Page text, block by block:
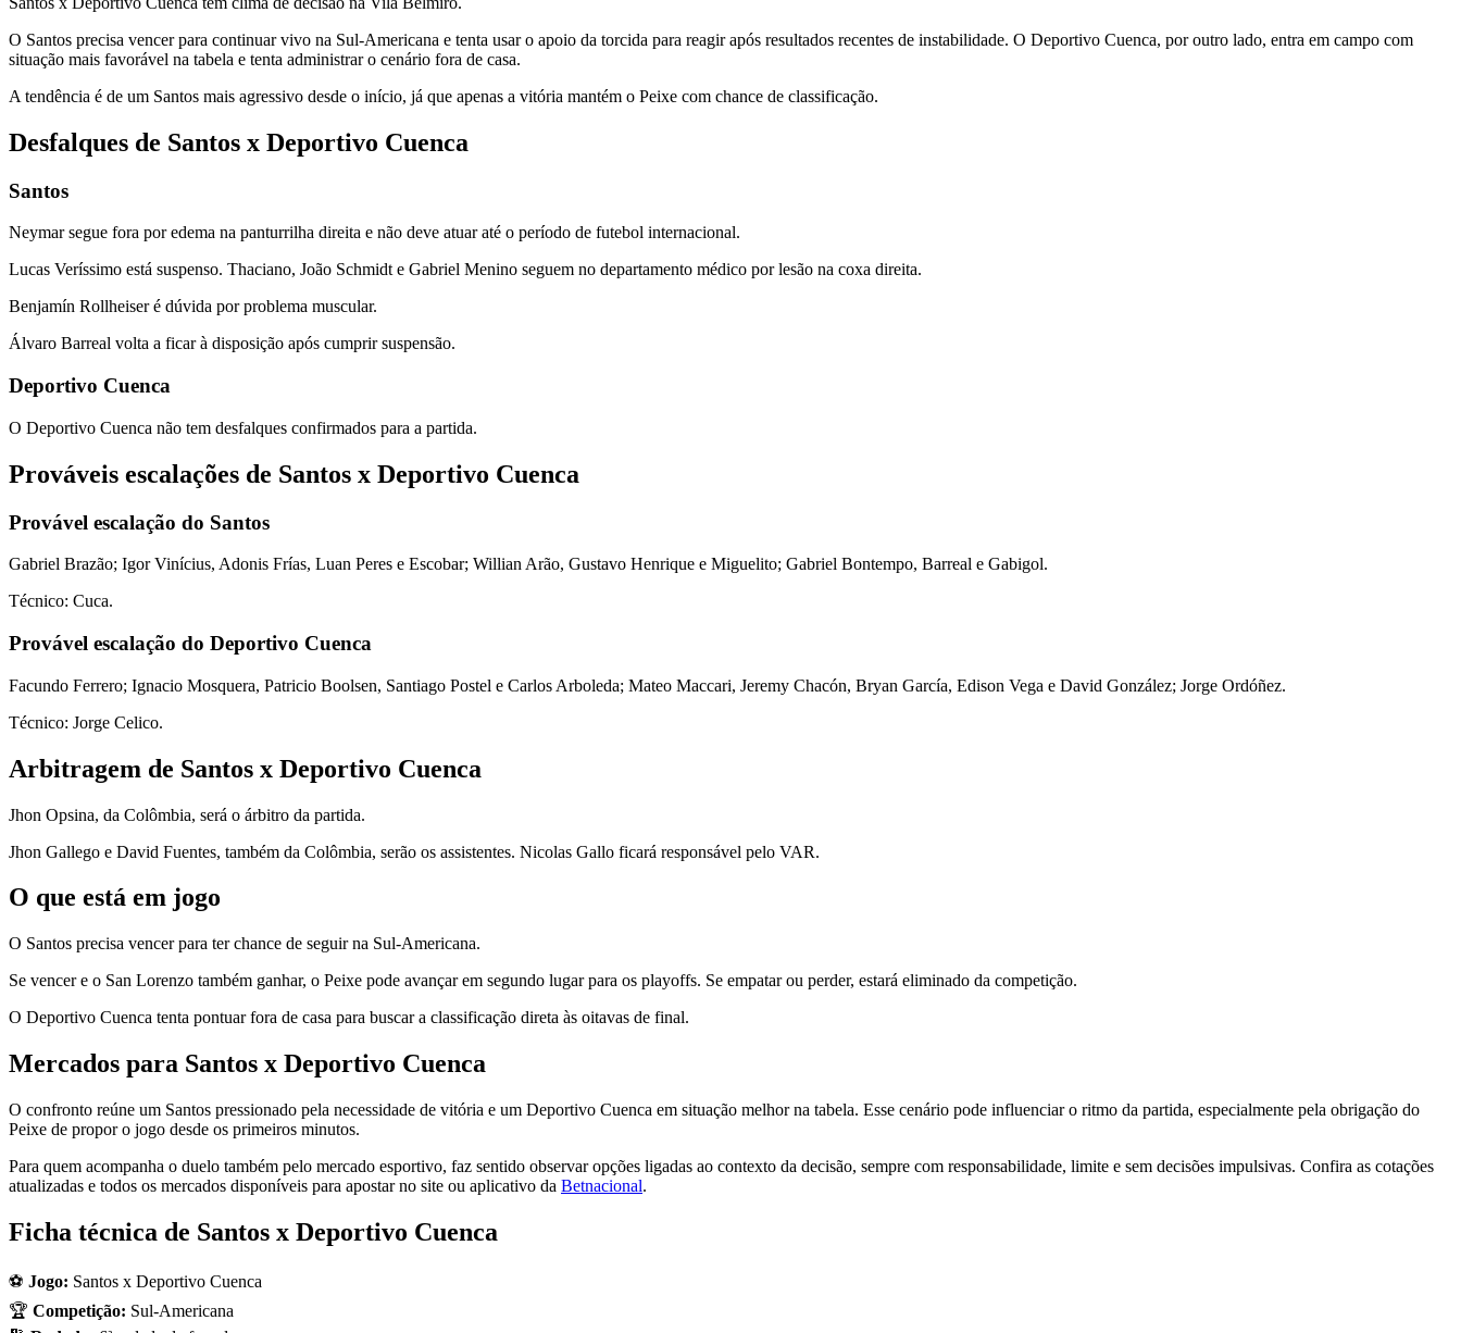
O Santos precisa vencer para continuar vivo na Sul-Americana e tenta usar o apoio da torcida para reagir após resultados recentes de instabilidade. O Deportivo Cuenca, por outro lado, entra em campo com
situação mais favorável na tabela e tenta administrar o cenário fora de casa.
A tendência é de um Santos mais agressivo desde o início, já que apenas a vitória mantém o Peixe com chance de classificação.
Desfalques de Santos x Deportivo Cuenca
Santos
Neymar segue fora por edema na panturrilha direita e não deve atuar até o período de futebol internacional.
Lucas Veríssimo está suspenso. Thaciano, João Schmidt e Gabriel Menino seguem no departamento médico por lesão na coxa direita.
Benjamín Rollheiser é dúvida por problema muscular.
Álvaro Barreal volta a ficar à disposição após cumprir suspensão.
Deportivo Cuenca
O Deportivo Cuenca não tem desfalques confirmados para a partida.
Prováveis escalações de Santos x Deportivo Cuenca
Provável escalação do Santos
Gabriel Brazão; Igor Vinícius, Adonis Frías, Luan Peres e Escobar; Willian Arão, Gustavo Henrique e Miguelito; Gabriel Bontempo, Barreal e Gabigol.
Técnico: Cuca.
Provável escalação do Deportivo Cuenca
Facundo Ferrero; Ignacio Mosquera, Patricio Boolsen, Santiago Postel e Carlos Arboleda; Mateo Maccari, Jeremy Chacón, Bryan García, Edison Vega e David González; Jorge Ordóñez.
Técnico: Jorge Celico.
Arbitragem de Santos x Deportivo Cuenca
Jhon Opsina, da Colômbia, será o árbitro da partida.
Jhon Gallego e David Fuentes, também da Colômbia, serão os assistentes. Nicolas Gallo ficará responsável pelo VAR.
O que está em jogo
O Santos precisa vencer para ter chance de seguir na Sul-Americana.
Se vencer e o San Lorenzo também ganhar, o Peixe pode avançar em segundo lugar para os playoffs. Se empatar ou perder, estará eliminado da competição.
O Deportivo Cuenca tenta pontuar fora de casa para buscar a classificação direta às oitavas de final.
Mercados para Santos x Deportivo Cuenca
O confronto reúne um Santos pressionado pela necessidade de vitória e um Deportivo Cuenca em situação melhor na tabela. Esse cenário pode influenciar o ritmo da partida, especialmente pela obrigação do
Peixe de propor o jogo desde os primeiros minutos.
Para quem acompanha o duelo também pelo mercado esportivo, faz sentido observar opções ligadas ao contexto da decisão, sempre com responsabilidade, limite e sem decisões impulsivas. Confira as cotações
atualizadas e todos os mercados disponíveis para apostar no site ou aplicativo da Betnacional.
Ficha técnica de Santos x Deportivo Cuenca
⚽ Jogo: Santos x Deportivo Cuenca
🏆 Competição: Sul-Americana